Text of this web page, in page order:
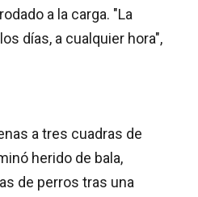
a la carga. "La
días, a cualquier hora",
a tres cuadras de
herido de bala,
de perros tras una